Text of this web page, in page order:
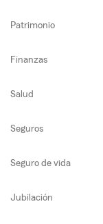
Patrimonio
Finanzas
Salud
Seguros
Seguro de vida
Jubilación